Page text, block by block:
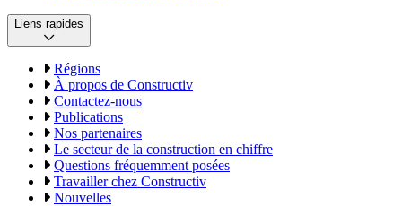
Liens rapides
Régions
À propos de Constructiv
Contactez-nous
Publications
Nos partenaires
Le secteur de la construction en chiffre
Questions fréquemment posées
Travailler chez Constructiv
Nouvelles